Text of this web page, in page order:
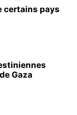
certains pays
Gaza